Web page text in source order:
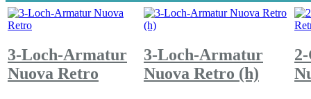
3-Loch-Armatur
Nuova Retro
3-Loch-Armatur
Nuova Retro (h)